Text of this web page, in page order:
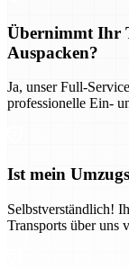
Übernimmt Ihr
Auspacken?
Ja, unser Full-
professionelle Ein-
Ist mein
Selbstverständlich!
Transports über uns